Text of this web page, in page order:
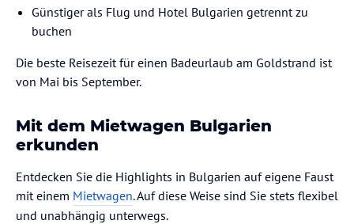
Günstiger als Flug und Hotel Bulgarien getrennt zu
buchen
Die beste Reisezeit für einen Badeurlaub am Goldstrand ist
von Mai bis September.
Mit dem Mietwagen Bulgarien
erkunden
Entdecken Sie die Highlights in Bulgarien auf eigene Faust
mit einem Mietwagen. Auf diese Weise sind Sie stets flexibel
und unabhängig unterwegs.